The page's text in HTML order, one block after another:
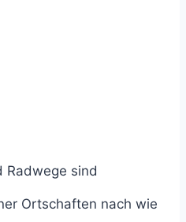
Radwege sind
Ortschaften nach wie